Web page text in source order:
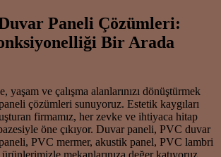
Paneli Çözümleri:
Bir Arada
yaşam ve çalışma alanlarınızı dönüştürmek
çözümleri sunuyoruz. Estetik kaygıları
firmamız, her zevke ve ihtiyaca hitap
öne çıkıyor. Duvar paneli, PVC duvar
PVC mermer, akustik panel, PVC lambri
mekanlarınıza değer katıyoruz.